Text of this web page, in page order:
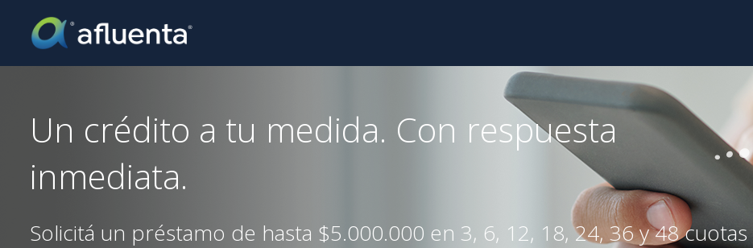
Un crédito a tu medida. Con respuesta
inmediata.
Solicitá un préstamo de hasta $5.000.000 en 3, 6, 12, 18, 24, 36 y 48 cuotas